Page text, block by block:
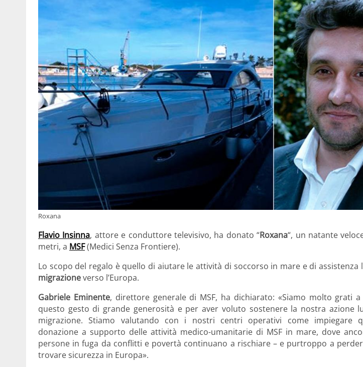
Roxana
Flavio Insinna, attore e conduttore televisivo, ha donato “Roxana“, un natante
metri, a MSF(Medici Senza Frontiere).
Lo scopo del regalo è quello di aiutare le attività di soccorso in mare e di assistenza
migrazioneverso l’Europa.
Gabriele Eminente, direttore generale di MSF, ha dichiarato: «Siamo molto grati
questo gesto di grande generosità e per aver voluto sostenere la nostra azione
migrazione. Stiamo valutando con i nostri centri operativi come impiegare
donazione a supporto delle attività medico-umanitarie di MSF in mare, dove
persone in fuga da conflitti e povertà continuano a rischiare – e purtroppo a
trovare sicurezza in Europa».